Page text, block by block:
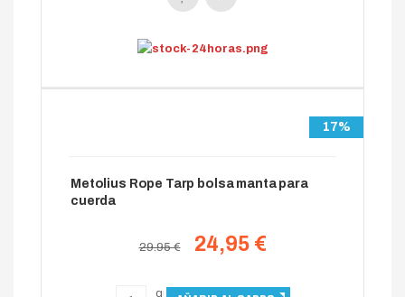
17%
Metolius Rope Tarp bolsa manta para
cuerda
29.95 € 24,95 €